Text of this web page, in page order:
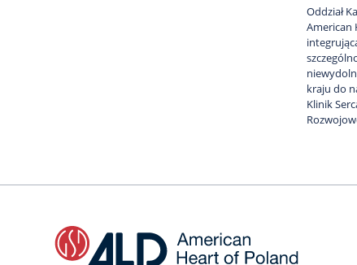
Oddział
American
kraju do
Klinik